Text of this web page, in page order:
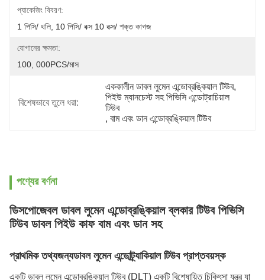
প্যাকেজিং বিবরণ:
1 পিসি/ থলি, 10 পিসি/ বক্স 10 বক্স/ শক্ত কাগজ
যোগানের ক্ষমতা:
100, 000PCS/মাস
বিশেষভাবে তুলে ধরা:
এককালীন ডাবল লুমেন এন্ডোব্রঙ্কিয়াল টিউব,
পিইউ ম্যানচেস্ট সহ পিভিসি এন্ডোট্রাচিয়াল
টিউব
, বাম এবং ডান এন্ডোব্রঙ্কিয়াল টিউব
পণ্যের বর্ণনা
ডিসপোজেবল ডাবল লুমেন এন্ডোব্রঙ্কিয়াল ব্লকার টিউব পিভিসি
টিউব ডাবল পিইউ কাফ বাম এবং ডান সহ
প্রাথমিক তথ্যজন্যডাবল লুমেন এন্ডোট্র্যাকিয়াল টিউব প্রাপ্তবয়স্ক
একটি ডাবল লুমেন এন্ডোব্রঙ্কিয়াল টিউব (DLT) একটি বিশেষায়িত চিকিৎসা যন্ত্র যা